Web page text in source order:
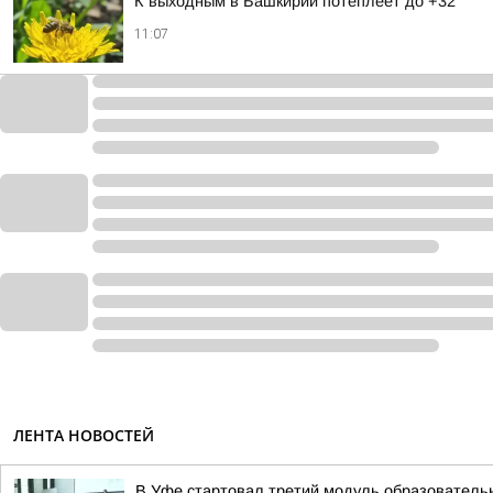
11:07
ЛЕНТА НОВОСТЕЙ